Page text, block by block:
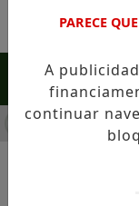
SERRA NEGRA:
PARECE
A
continuar